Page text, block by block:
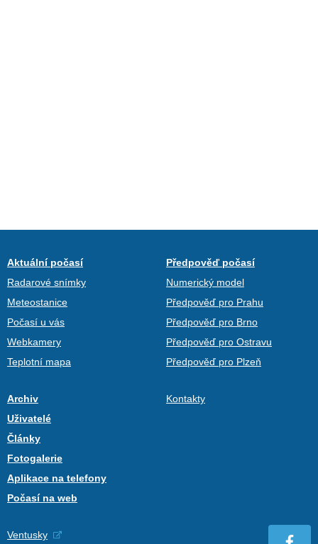
Aktuální počasí
Radarové snímky
Meteostanice
Počasí u vás
Webkamery
Teplotní mapa
Předpověď počasí
Numerický model
Předpověď pro Prahu
Předpověď pro Brno
Předpověď pro Ostravu
Předpověď pro Plzeň
Archiv
Uživatelé
Články
Fotogalerie
Aplikace na telefony
Počasí na web
Kontakty
Ventusky